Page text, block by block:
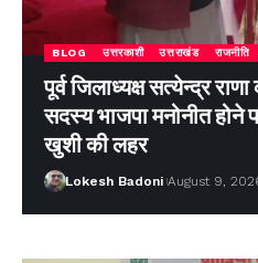
BLOG उत्तरकाशी उत्तराखंड राजनीति
पूर्व जिलाध्यक्ष सत्येन्द्र
सदस्य भाजपा मनोनीत होने
खुशी की लहर
Lokesh Badoni August 9,